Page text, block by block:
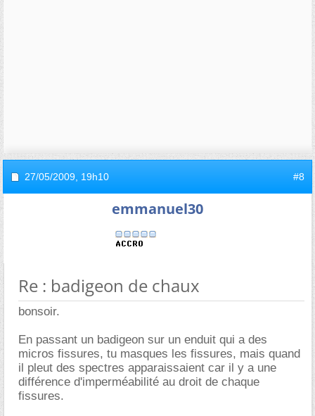
27/05/2009, 19h10 #8
emmanuel30
Re : badigeon de chaux
bonsoir.
En passant un badigeon sur un enduit qui a des
micros fissures, tu masques les fissures, mais quand
il pleut des spectres apparaissaient car il y a une
différence d'imperméabilité au droit de chaque
fissures.